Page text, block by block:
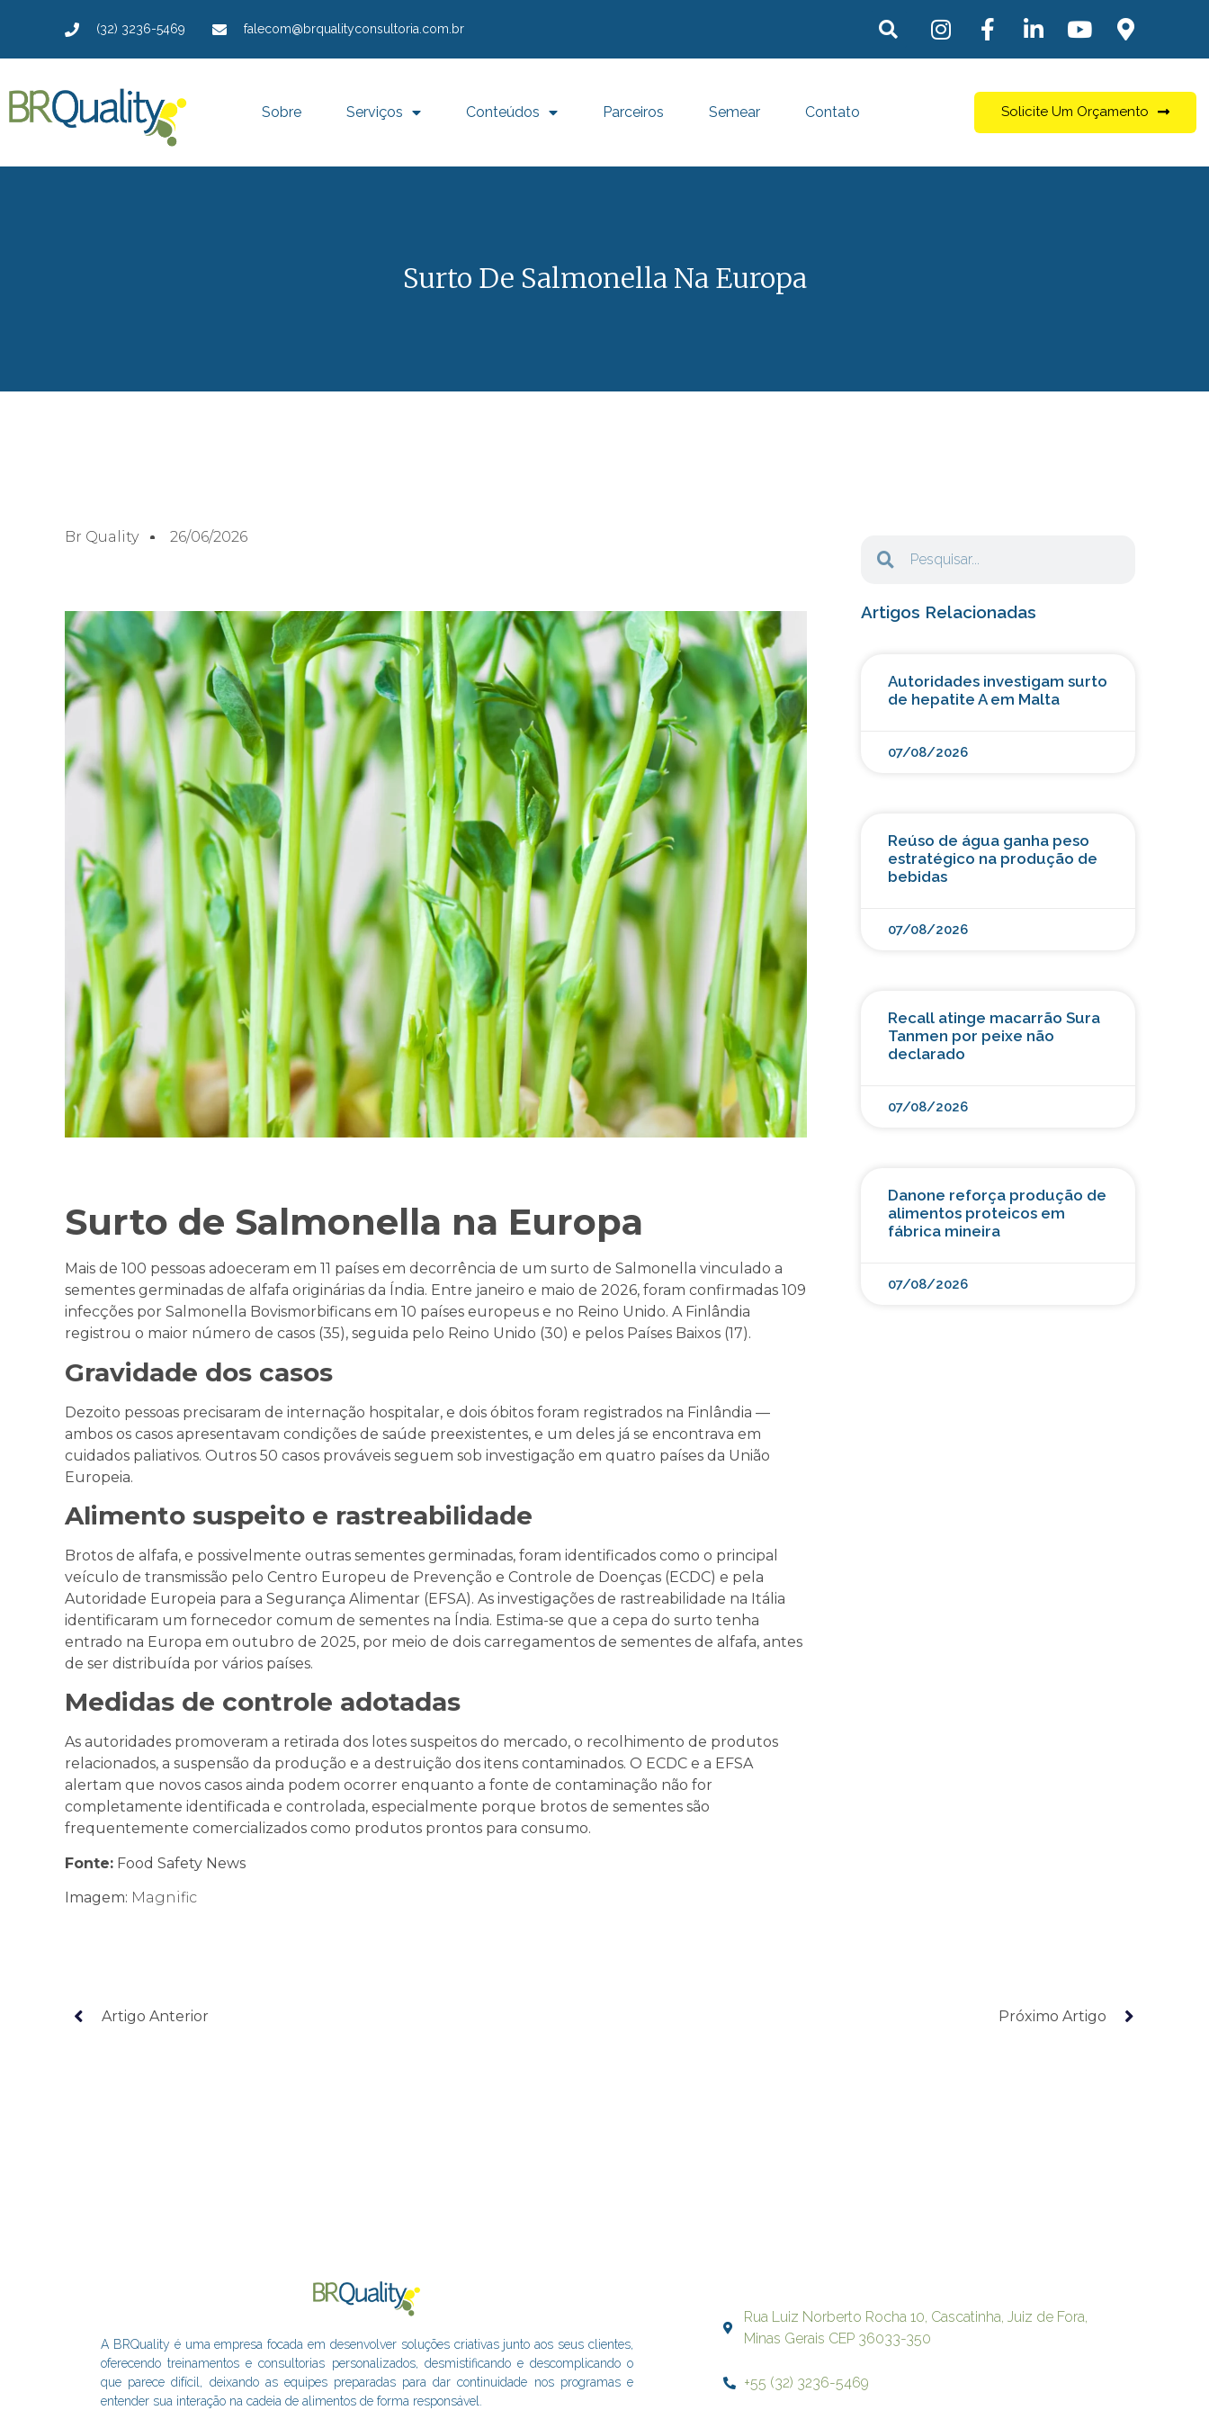
(32) 3236-5469 falecom@brqualityconsultoria.com.br
Sobre Serviços Conteúdos Parceiros Semear Contato Solicite Um Orçamento
Surto De Salmonella Na Europa
Br Quality 26/06/2026
Surto de Salmonella na Europa
Mais de 100 pessoas adoeceram em 11 países em decorrência de um surto de Salmonella vinculado a
sementes germinadas de alfafa originárias da Índia. Entre janeiro e maio de 2026, foram confirmadas 109
infecções por Salmonella Bovismorbificans em 10 países europeus e no Reino Unido. A Finlândia
registrou o maior número de casos (35), seguida pelo Reino Unido (30) e pelos Países Baixos (17).
Gravidade dos casos
Dezoito pessoas precisaram de internação hospitalar, e dois óbitos foram registrados na Finlândia —
ambos os casos apresentavam condições de saúde preexistentes, e um deles já se encontrava em
cuidados paliativos. Outros 50 casos prováveis seguem sob investigação em quatro países da União
Europeia.
Alimento suspeito e rastreabilidade
Brotos de alfafa, e possivelmente outras sementes germinadas, foram identificados como o principal
veículo de transmissão pelo Centro Europeu de Prevenção e Controle de Doenças (ECDC) e pela
Autoridade Europeia para a Segurança Alimentar (EFSA). As investigações de rastreabilidade na Itália
identificaram um fornecedor comum de sementes na Índia. Estima-se que a cepa do surto tenha
entrado na Europa em outubro de 2025, por meio de dois carregamentos de sementes de alfafa, antes
de ser distribuída por vários países.
Medidas de controle adotadas
As autoridades promoveram a retirada dos lotes suspeitos do mercado, o recolhimento de produtos
relacionados, a suspensão da produção e a destruição dos itens contaminados. O ECDC e a EFSA
alertam que novos casos ainda podem ocorrer enquanto a fonte de contaminação não for
completamente identificada e controlada, especialmente porque brotos de sementes são
frequentemente comercializados como produtos prontos para consumo.
Fonte: Food Safety News
Imagem: Magnific
Artigos Relacionadas
Autoridades investigam surto
de hepatite A em Malta
07/08/2026
Reúso de água ganha peso
estratégico na produção de
bebidas
07/08/2026
Recall atinge macarrão Sura
Tanmen por peixe não
declarado
07/08/2026
Danone reforça produção de
alimentos proteicos em
fábrica mineira
07/08/2026
Artigo Anterior Próximo Artigo
A BRQuality é uma empresa focada em desenvolver soluções criativas junto aos seus clientes,
oferecendo treinamentos e consultorias personalizados, desmistificando e descomplicando o
que parece difícil, deixando as equipes preparadas para dar continuidade nos programas e
entender sua interação na cadeia de alimentos de forma responsável.
Rua Luiz Norberto Rocha 10, Cascatinha, Juiz de Fora,
Minas Gerais CEP 36033-350
+55 (32) 3236-5469